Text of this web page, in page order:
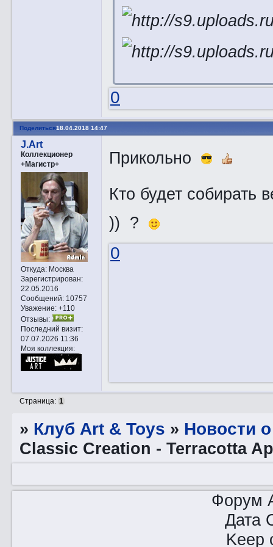
0
Поделиться18.04.2018 14:47
J.Art
Коллекционер
+Магистр+
Откуда:Москва
Зарегистрирован:
22.05.2016
Сообщений:10757
Уважение: +110
Отзывы:
Последний визит:
07.07.2026 11:36
Моя коллекция:
Прикольно
Кто будет собирать
)) ?
0
Страница: 1
» Клуб Art & Toys » Новости
Classic Creation - Terracotta
Форум
Дата
Keep